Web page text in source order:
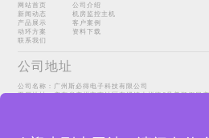
网站首页
公司介绍
新闻动态
机房监控主机
产品展示
客户案例
动环方案
资料下载
联系我们
公司地址
公司名称：广州斯必得电子科技有限公司
工厂地址：广东省广州市南沙区东涌镇吉祥路6号美顺假日